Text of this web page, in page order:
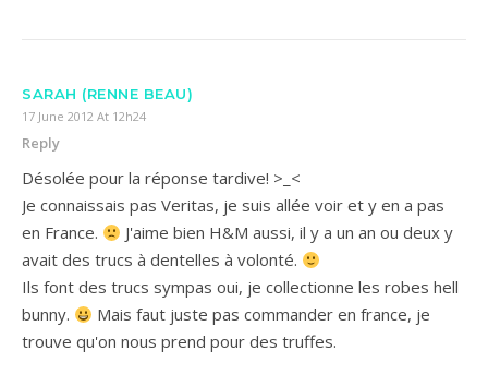
SARAH (RENNE BEAU)
17 June 2012 At 12h24
Reply
Désolée pour la réponse tardive! >_<
Je connaissais pas Veritas, je suis allée voir et y en a pas
en France.
J'aime bien H&M aussi, il y a un an ou deux y
avait des trucs à dentelles à volonté.
Ils font des trucs sympas oui, je collectionne les robes hell
bunny.
Mais faut juste pas commander en france, je
trouve qu'on nous prend pour des truffes.